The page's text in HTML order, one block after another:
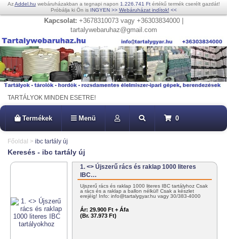
AzAddel.hu webáruházakban a tegnapi napon 1.226.741 Ftértékű termék cserélt gazdát!
Próbálja ki Ön is INGYEN >> Webáruházat indítok! <<
Kapcsolat: +3678310073 vagy +36303834000 |
tartalywebaruhaz@gmail.com
TARTÁLYOK MINDEN ESETRE!
Termékek Menü 0
Főoldal > ibc tartály új
Keresés - ibc tartály új
1. <> Újszerű rács és raklap 1000 literes
IBC…
Újszerű rács és raklap 1000 literes IBC tartályhoz Csak
a rács és a raklap a ballon nélkül! Csak a készlet
erejéig! Info: info@tartalygyar.hu vagy 30/383-4000
Ár: 29.900 Ft + Áfa
(Br. 37.973 Ft)